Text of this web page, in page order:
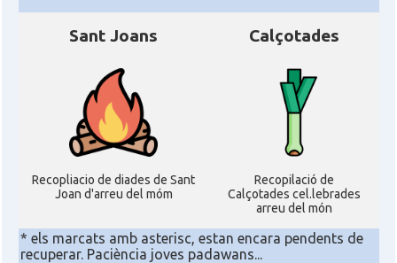
Sant Joans
Recopliacio de diades de Sant
Joan d'arreu del móm
Calçotades
Recopilació de
Calçotades cel.lebrades
arreu del món
* els marcats amb asterisc, estan encara pendents de
recuperar. Paciència joves padawans...